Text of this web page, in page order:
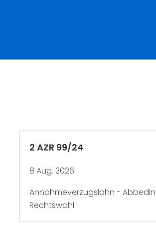
2 AZR 99/24
8 Aug. 2026
Annahmeverzugslohn -
Rechtswahl